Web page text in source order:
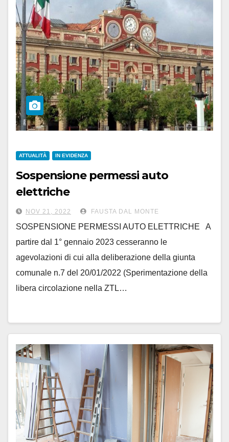
ATTUALITÀ IN EVIDENZA
Sospensione permessi auto
elettriche
NOV 21, 2022 FAUSTA DAL MONTE
SOSPENSIONE PERMESSI AUTO ELETTRICHE A
partire dal 1° gennaio 2023 cesseranno le
agevolazioni di cui alla deliberazione della giunta
comunale n.7 del 20/01/2022 (Sperimentazione della
libera circolazione nella ZTL…